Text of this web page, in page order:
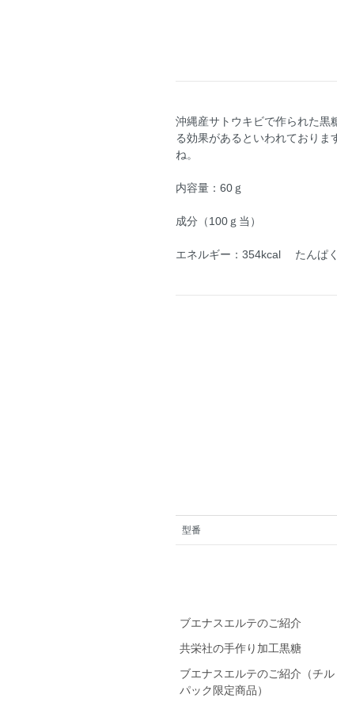
沖縄産サトウキビで作られた黒
る効果があるといわれており
ね。
内容量：60ｇ
成分（100ｇ当）
エネルギー：354kcal たん
型番
ブエナスエルテのご紹介
共栄社の手作り加工黒糖
ブエナスエルテのご紹介（チル
パック限定商品）